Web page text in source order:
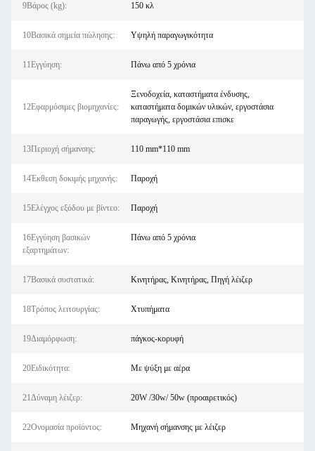
9Βάρος (kg): 150 κλ
10Βασικά σημεία πώλησης: Υψηλή παραγωγικότητα
11Εγγύηση: Πάνω από 5 χρόνια
12Εφαρμόσιμες βιομηχανίες:
Ξενοδοχεία, καταστήματα ένδυσης,
καταστήματα δομικών υλικών, εργοστάσια
παραγωγής, εργοστάσια επισκε
13Περιοχή σήμανσης: 110 mm*110 mm
14Έκθεση δοκιμής μηχανής: Παροχή
15Ελέγχος εξόδου με βίντεο: Παροχή
16Εγγύηση βασικών
εξαρτημάτων:
Πάνω από 5 χρόνια
17Βασικά συστατικά: Κινητήρας, Κινητήρας, Πηγή λέιζερ
18Τρόπος λειτουργίας: Χτυπήματα
19Διαμόρφωση: πάγκος-κορυφή
20Ειδικότητα: Με ψύξη με αέρα
21Δύναμη λέιζερ: 20W /30w/ 50w (προαιρετικός)
22Ονομασία προϊόντος: Μηχανή σήμανσης με λέιζερ